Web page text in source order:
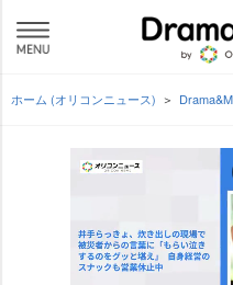
ホーム (オリコンニュース)